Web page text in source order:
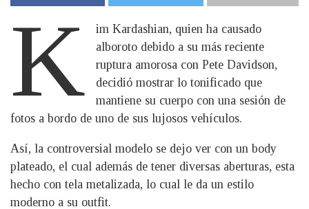
K
im Kardashian, quien ha causado
alboroto debido a su más reciente
ruptura amorosa con Pete Davidson,
decidió mostrar lo tonificado que
mantiene su cuerpo con una sesión de
fotos a bordo de uno de sus lujosos vehículos.
Así, la controversial modelo se dejo ver con un body
plateado, el cual además de tener diversas aberturas, esta
hecho con tela metalizada, lo cual le da un estilo
moderno a su outfit.